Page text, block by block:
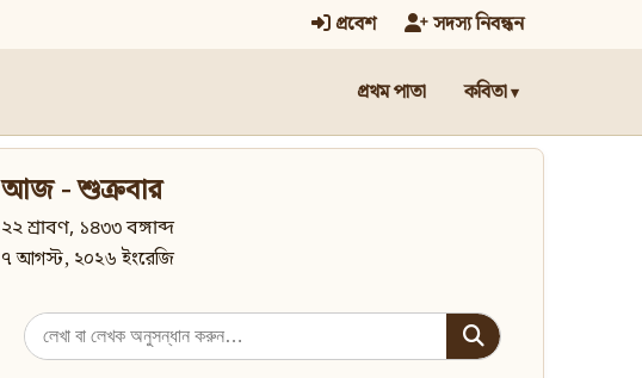
প্রবেশ সদস্য নিবন্ধন
প্রথম পাতা কবিতা
আজ - শুক্রবার
২২ শ্রাবণ, ১৪৩৩ বঙ্গাব্দ
৭ আগস্ট, ২০২৬ ইংরেজি
Search
for: